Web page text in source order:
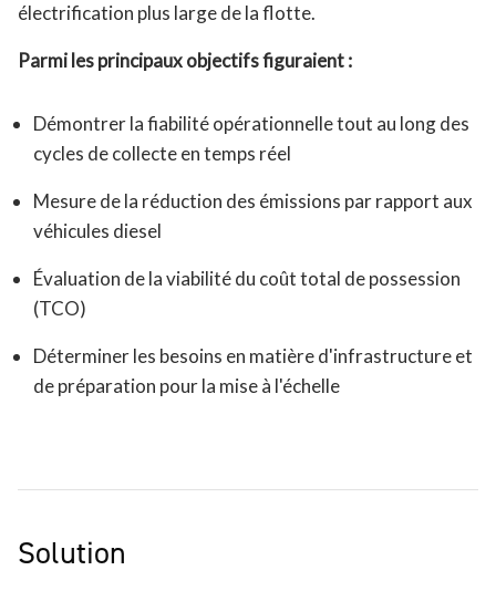
électrification plus large de la flotte.
Parmi les principaux objectifs figuraient :
Démontrer la fiabilité opérationnelle tout au long des
cycles de collecte en temps réel
Mesure de la réduction des émissions par rapport aux
véhicules diesel
Évaluation de la viabilité du coût total de possession
(TCO)
Déterminer les besoins en matière d'infrastructure et
de préparation pour la mise à l'échelle
Solution